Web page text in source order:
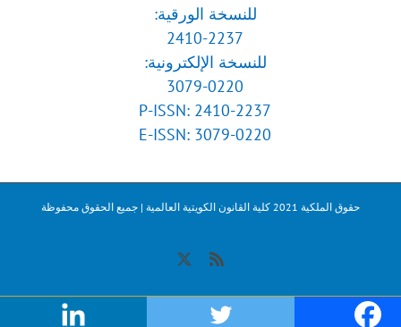
للنسخة الورقية:
2410-2237
للنسخة الإلكترونية:
3079-0220
P-ISSN: 2410-2237
E-ISSN: 3079-0220
حقوق الملكية 2021 كلية القانون الكويتية العالمية | جميع الحقوق محفوظة
Rss
X